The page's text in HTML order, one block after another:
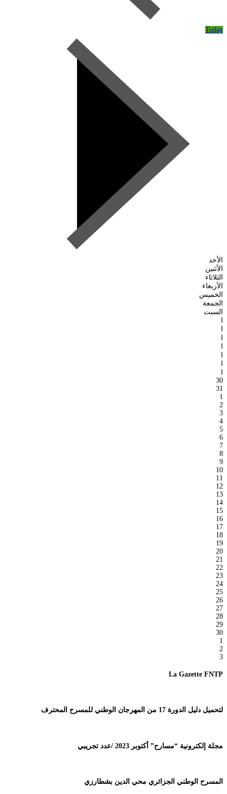
Today
الأحد
الأثنين
الثلاثاء
الأربعاء
الخميس
الجمعة
السبت
ا
ا
ا
ا
ا
ا
ا
30
31
1
2
3
4
5
6
7
8
9
10
11
12
13
14
15
16
17
18
19
20
21
22
23
24
25
26
27
28
29
30
1
2
3
La Gazette FNTP
لتحميل دليل الدورة 17 من المهرجان الوطني للمسرح المحترف
مجلة إلكترونية “مسارح” أكتوبر 2023 /عدد تجريبي
المسرح الوطني الجزائري محي الدين بشطارزي